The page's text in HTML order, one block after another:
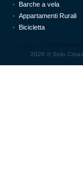
Barche a vela
Appartamenti Rurali
Bicicletta
2026 © Solo